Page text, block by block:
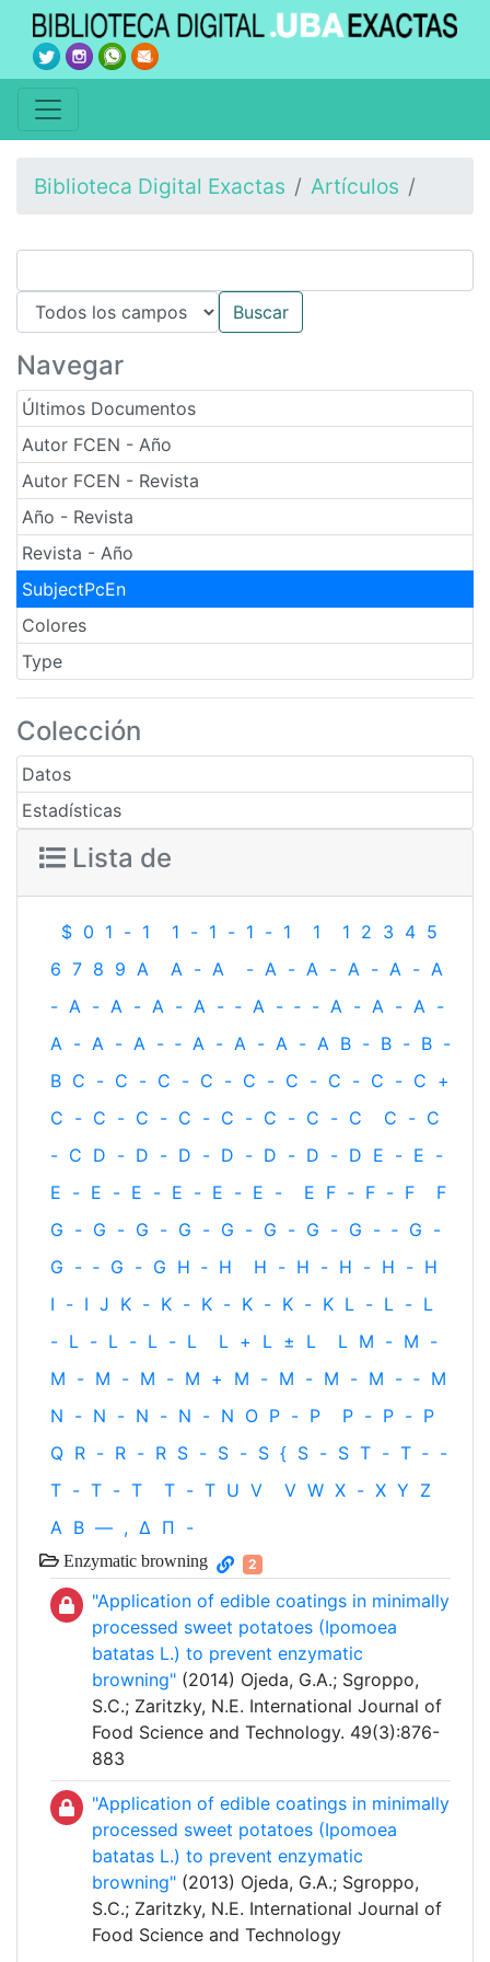
Biblioteca Digital Exactas Artículos
Navegar
Últimos Documentos
Autor FCEN - Año
Autor FCEN - Revista
Año - Revista
Revista - Año
SubjectPcEn
Colores
Type
Colección
Datos
Estadísticas
Lista de
$ 0 1 - 1 1 - 1 - 1 - 1 1 1 2 3 4 5
6 7 8 9 A A - A - A - A - A - A - A
- A - A - A - A - ‐ A - ‐ - A - A - A -
A - A - A - ‐ A - A - A - A B - B - B -
B C - C - C - C - C - C - C - C - C +
C - C - C - C - C - C - C - C C - C
- C D - D - D - D - D - D - D E - E -
E - E - E - E - E - E - E F - F - F
F
G - G - G - G - G - G - G - G - ‐ G -
G - ‐ G - G H ‐ H H - H - H - H - H
I - I J K - K - K - K - K - K L - L - L
- L - L - L - L L + L ± L L M - M -
M - M - M - M + M - M - M - M - ‐ M
N - N - N - N - N O P - P P - P - P
Q R - R - R S - S - S { S - S T - T ‐ -
T - T - T T - T U V V W X - X Y Z
Α Β — , Δ Π -
Enzymatic browning 2
"Application of edible coatings in minimally
processed sweet potatoes (Ipomoea
batatas L.) to prevent enzymatic
browning" (2014) Ojeda, G.A.; Sgroppo,
S.C.; Zaritzky, N.E. International Journal of
Food Science and Technology. 49(3):876-
883
"Application of edible coatings in minimally
processed sweet potatoes (Ipomoea
batatas L.) to prevent enzymatic
browning" (2013) Ojeda, G.A.; Sgroppo,
S.C.; Zaritzky, N.E. International Journal of
Food Science and Technology